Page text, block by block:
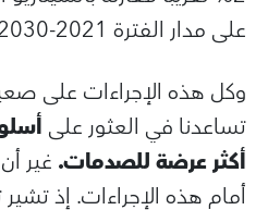
على مدار الفترة 2021-2030.
وكل هذه الإجراءات على
تساعدنا في العثور على
أكثر عرضة للصدمات. غير
أمام هذه الإجراءات. إذ تشير